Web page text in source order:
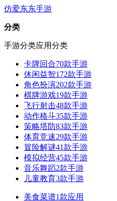
仿爱东东手游
分类
手游分类应用分类
卡牌回合70款手游
休闲益智172款手游
角色扮演202款手游
棋牌游戏19款手游
飞行射击48款手游
动作格斗35款手游
策略塔防83款手游
体育竞速29款手游
冒险解谜41款手游
模拟经营45款手游
音乐舞蹈2款手游
儿童教育3款手游
美食菜谱1款应用